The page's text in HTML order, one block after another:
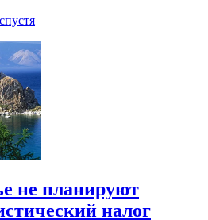
не планируют
налог